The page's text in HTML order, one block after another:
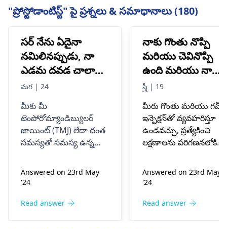
"ప్రోస్టోడాంటిస్ట్" పై ప్రశ్నలు & సమాధానాలు (180)
సర్ నేను ఏదైనా
నమిలినప్పుడు, నా
ఎడమ దవడ చాలా
బాధిస్తుంది, దయచేసి
ఏదైనా ఔషధం లేదా
పరిష్కారం
చెప్పగలరా?
మగ | 24
మీకు మీ
టెంపోరోమ్యాండిబ్యులర్
జాయింట్ (TMJ) లేదా దంత
సమస్యతో సమస్య ఉన్నట్లు
నిర్ధారణ మరియు చికిత్స
కోసం దంతవైద్యుడు లేదా
చూడటం ఉత్తమం. కఠినమైన
Answered on 23rd May
'24
Read answer
నాకు గొంతు నొప్పి
మరియు చెవినొప్పి
ఉంది మరియు నా
చిగుళ్ళలో కొన్ని నల్లటి
మచ్చలు కనిపించాయి
స్త్రీ | 19
మీరు గొంతు మరియు గమ్
ఇన్ఫెక్షన్‌తో వ్యవహరిస్తూ
ఉండవచ్చు, ప్రత్యేకించి
లక్షణాలను పరిగణనలోకి
నల్లటి మచ్చలు చిగుళ్ల
వ్యాధిని సూచిస్తాయి, ఇది
వైరల్ ఇన్ఫెక్షన్ల నుండి
Answered on 23rd May
'24
Read answer